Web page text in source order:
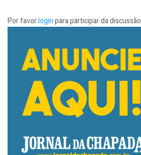
Por favorloginpara participar da discussão